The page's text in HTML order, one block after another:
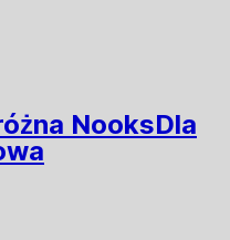
NooksDla